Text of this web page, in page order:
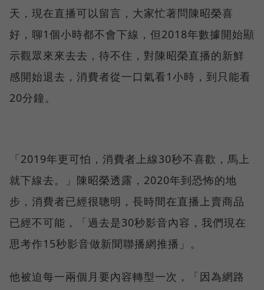
天，現在直播可以留言，大家忙著問陳昭榮喜
好，聊1個小時都不會下線，但2018年數據開始顯
示觀眾來來去去，待不住，對陳昭榮直播的新鮮
感開始退去，消費者從一口氣看1小時，到只能看
20分鐘。
「2019年更可怕，消費者上線30秒不喜歡，馬上
就下線去。」陳昭榮透露，2020年到恐怖的地
步，消費者已經很聰明，長時間在直播上賣商品
已經不可能，「過去是30秒影音內容，我們現在
思考作15秒影音做新聞聯播網推播」。
他被迫每一兩個月要內容轉型一次，「因為網路